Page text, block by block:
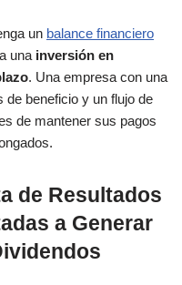
un balance financiero
una inversión en
. Una empresa con una
de beneficio y un flujo de
de mantener sus pagos
de Resultados
a Generar